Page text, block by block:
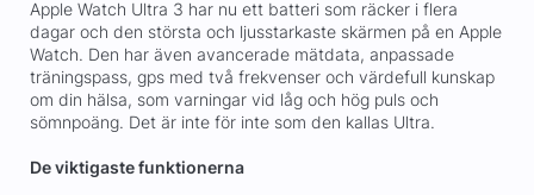
Apple Watch Ultra 3 har nu ett batteri som räcker i flera
dagar och den största och ljusstarkaste skärmen på en Apple
Watch. Den har även avancerade mätdata, anpassade
träningspass, gps med två frekvenser och värdefull kunskap
om din hälsa, som varningar vid låg och hög puls och
sömnpoäng. Det är inte för inte som den kallas Ultra.
De viktigaste funktionerna